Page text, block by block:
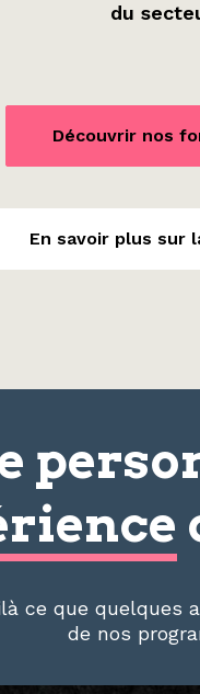
du
Découvrir nos
En savoir plus sur
ce que quelques
de nos